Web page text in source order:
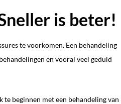
is beter!
te voorkomen. Een behandeling
en vooral veel geduld
te beginnen met een behandeling van